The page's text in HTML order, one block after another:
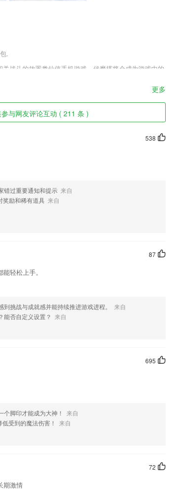
.
战斗的放置类仙侠手机游戏，伏魔塔将会成为游戏中的
打造良好的城市。
识。
；
,客户状态及跟进情况一目了然
沟通方式，另外还设置了项目详情咨询方式；
学习
模拟卷，实战模拟考试;历年考题尽在其中，随时更新!
贴近课堂教材。
更护眼。
更多
与网友评论互动 ( 211 条 )
538
错过重要通知和提示 来自
奖励和稀有道具 来自
87
轻松上手。
挑战与成就感并能持续推进游戏进程。
来自
能否自定义设置？ 来自
695
个脚印才能成为大神！
来自
受到的魔法伤害！
来自
72
期激情